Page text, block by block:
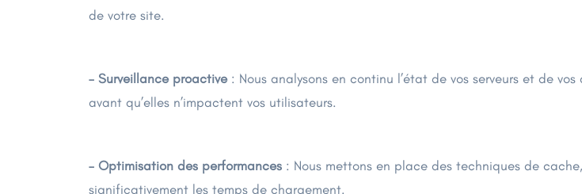
de votre site.
– Surveillance proactive: Nous analysons en continu l’état de vos serveurs et de
avant qu’elles n’impactent vos utilisateurs.
– Optimisation des performances : Nous mettons en place des techniques de
significativement les temps de chargement.